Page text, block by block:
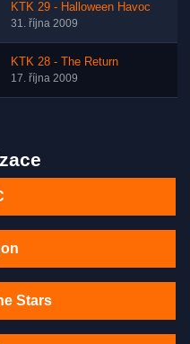
KTK 29 - Halloween Havoc
31. října 2009
KTK 28 - The Return
17. října 2009
Stars